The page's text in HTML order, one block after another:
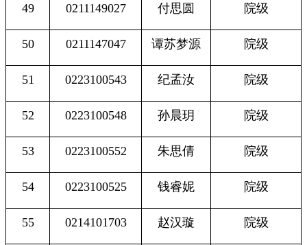
49 0211149027 付思圆 院级
50 0211147047 谭苏梦源 院级
51 0223100543 纪孟汝 院级
52 0223100548 孙晨玥 院级
53 0223100552 朱思倩 院级
54 0223100525 钱睿妮 院级
55 0214101703 赵汉璇 院级